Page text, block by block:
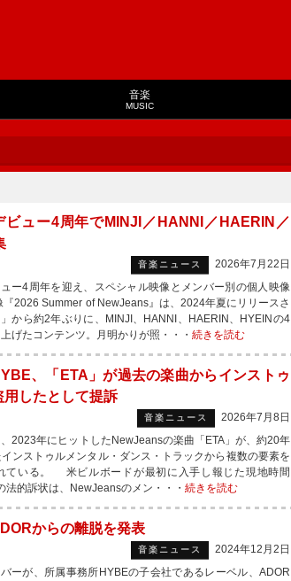
音楽
MUSIC
ビュー4周年でMINJI／HANNI／HAERIN／
音楽ニュース
2026年7月22日
ー4周年を迎え、スペシャル映像とメンバー別の個人映像
2026 Summer of NewJeans』は、2024年夏にリリースさ
から約2年ぶりに、MINJI、HANNI、HAERIN、HYEINの4
げたコンテンツ。月明かりが照・・・ 続きを読む
、「ETA」が過去の楽曲からインストゥ
用したとして提訴
音楽ニュース
2026年7月8日
2023年にヒットしたNewJeansの楽曲「ETA」が、約20年
ンストゥルメンタル・ダンス・トラックから複数の要素を
ている。 米ビルボードが最初に入手し報じた現地時間
法的訴状は、NewJeansのメン・・・ 続きを読む
からの離脱を発表
音楽ニュース
2024年12月2日
ーが、所属事務所HYBEの子会社であるレーベル、ADOR